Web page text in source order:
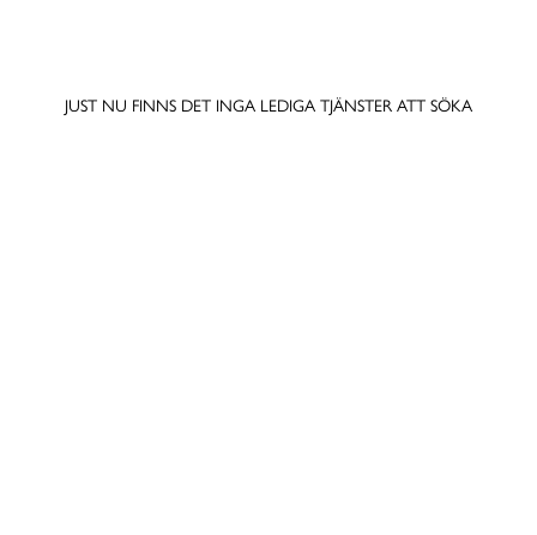
JUST NU FINNS DET INGA LEDIGA TJÄNSTER ATT SÖKA